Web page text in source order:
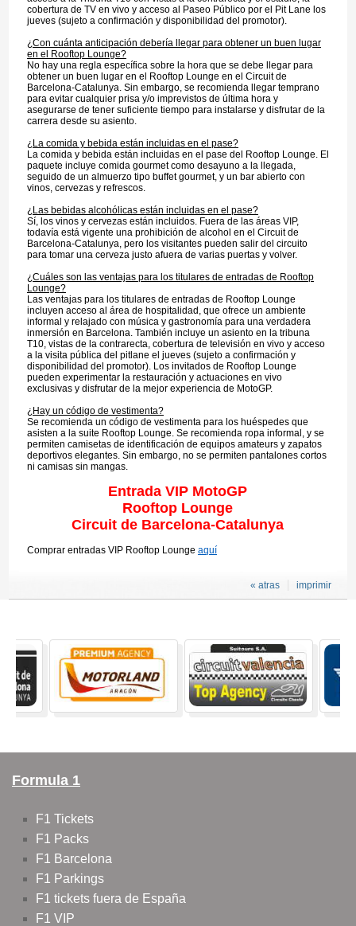
cobertura de TV en vivo y acceso al Paseo Público por el Pit Lane los
jueves (sujeto a confirmación y disponibilidad del promotor).
¿Con cuánta anticipación debería llegar para obtener un buen lugar
en el Rooftop Lounge?
No hay una regla específica sobre la hora que se debe llegar para
obtener un buen lugar en el Rooftop Lounge en el Circuit de
Barcelona-Catalunya. Sin embargo, se recomienda llegar temprano
para evitar cualquier prisa y/o imprevistos de última hora y
asegurarse de tener suficiente tiempo para instalarse y disfrutar de la
carrera desde su asiento.
¿La comida y bebida están incluidas en el pase?
La comida y bebida están incluidas en el pase del Rooftop Lounge. El
paquete incluye comida gourmet como desayuno a la llegada,
seguido de un almuerzo tipo buffet gourmet, y un bar abierto con
vinos, cervezas y refrescos.
¿Las bebidas alcohólicas están incluidas en el pase?
Sí, los vinos y cervezas están incluidos. Fuera de las áreas VIP,
todavía está vigente una prohibición de alcohol en el Circuit de
Barcelona-Catalunya, pero los visitantes pueden salir del circuito
para tomar una cerveza justo afuera de varias puertas y volver.
¿Cuáles son las ventajas para los titulares de entradas de Rooftop
Lounge?
Las ventajas para los titulares de entradas de Rooftop Lounge
incluyen acceso al área de hospitalidad, que ofrece un ambiente
informal y relajado con música y gastronomía para una verdadera
inmersión en Barcelona. También incluye un asiento en la tribuna
T10, vistas de la contrarecta, cobertura de televisión en vivo y acceso
a la visita pública del pitlane el jueves (sujeto a confirmación y
disponibilidad del promotor). Los invitados de Rooftop Lounge
pueden experimentar la restauración y actuaciones en vivo
exclusivas y disfrutar de la mejor experiencia de MotoGP.
¿Hay un código de vestimenta?
Se recomienda un código de vestimenta para los huéspedes que
asisten a la suite Rooftop Lounge. Se recomienda ropa informal, y se
permiten camisetas de identificación de equipos amateurs y zapatos
deportivos elegantes. Sin embargo, no se permiten pantalones cortos
ni camisas sin mangas.
Entrada VIP MotoGP
Rooftop Lounge
Circuit de Barcelona-Catalunya
Comprar entradas VIP Rooftop Lounge aquí
imprimir
« atras
Formula 1
F1 Tickets
F1 Packs
F1 Barcelona
F1 Parkings
F1 tickets fuera de España
F1 VIP